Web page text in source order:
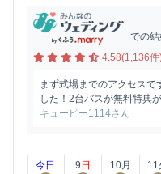
での
4.58(1,136件
まず式場までのアクセス
した！2台バスが無料特典
キューピー1114さん
今日 9 日 10月 11